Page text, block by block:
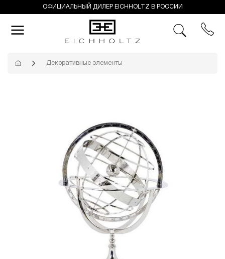
ОФИЦИАЛЬНЫЙ ДИЛЕР EICHHOLTZ В РОССИИ
Декоративные элементы